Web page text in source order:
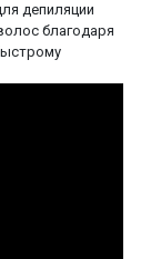
депиляции
благодаря